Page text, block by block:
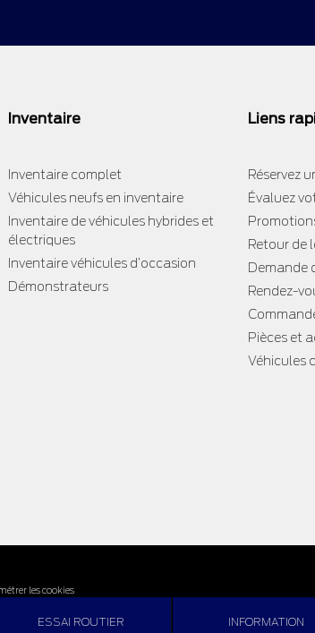
ESSAI ROUTIER INFORMATION
Inventaire
Inventaire complet
Véhicules neufs en inventaire
Inventaire de véhicules hybrides et
électriques
Inventaire véhicules d’occasion
Démonstrateurs
Liens
Réservez
Évaluez
Retour de
Demande
Rendez-
Pièces et
Véhicules
les cookies